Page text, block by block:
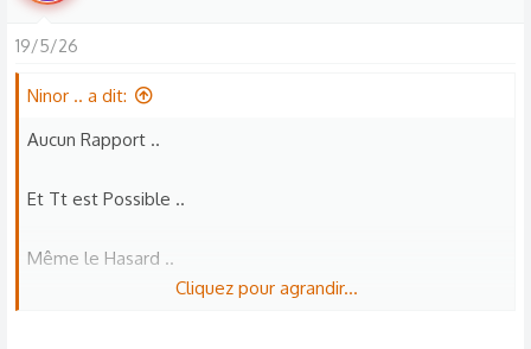
19/5/26
Ninor .. a dit:
Aucun Rapport ..
Et Tt est Possible ..
Même le Hasard ..
Cliquez pour agrandir...